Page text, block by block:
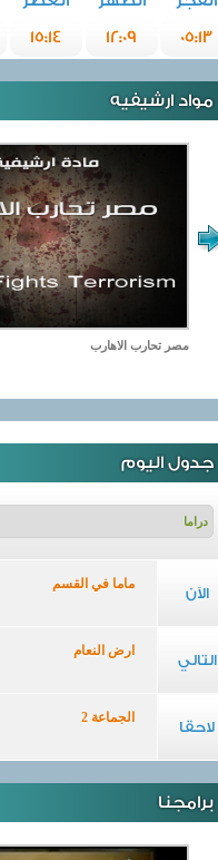
05:13
12:09
15:14
مواد ارشيفيه
مصر تحارب الاهارب
جدول اليوم
الآن
ماما في القسم
التالي
ارض النعام
لاحقا
الجماعة 2
برامجنا